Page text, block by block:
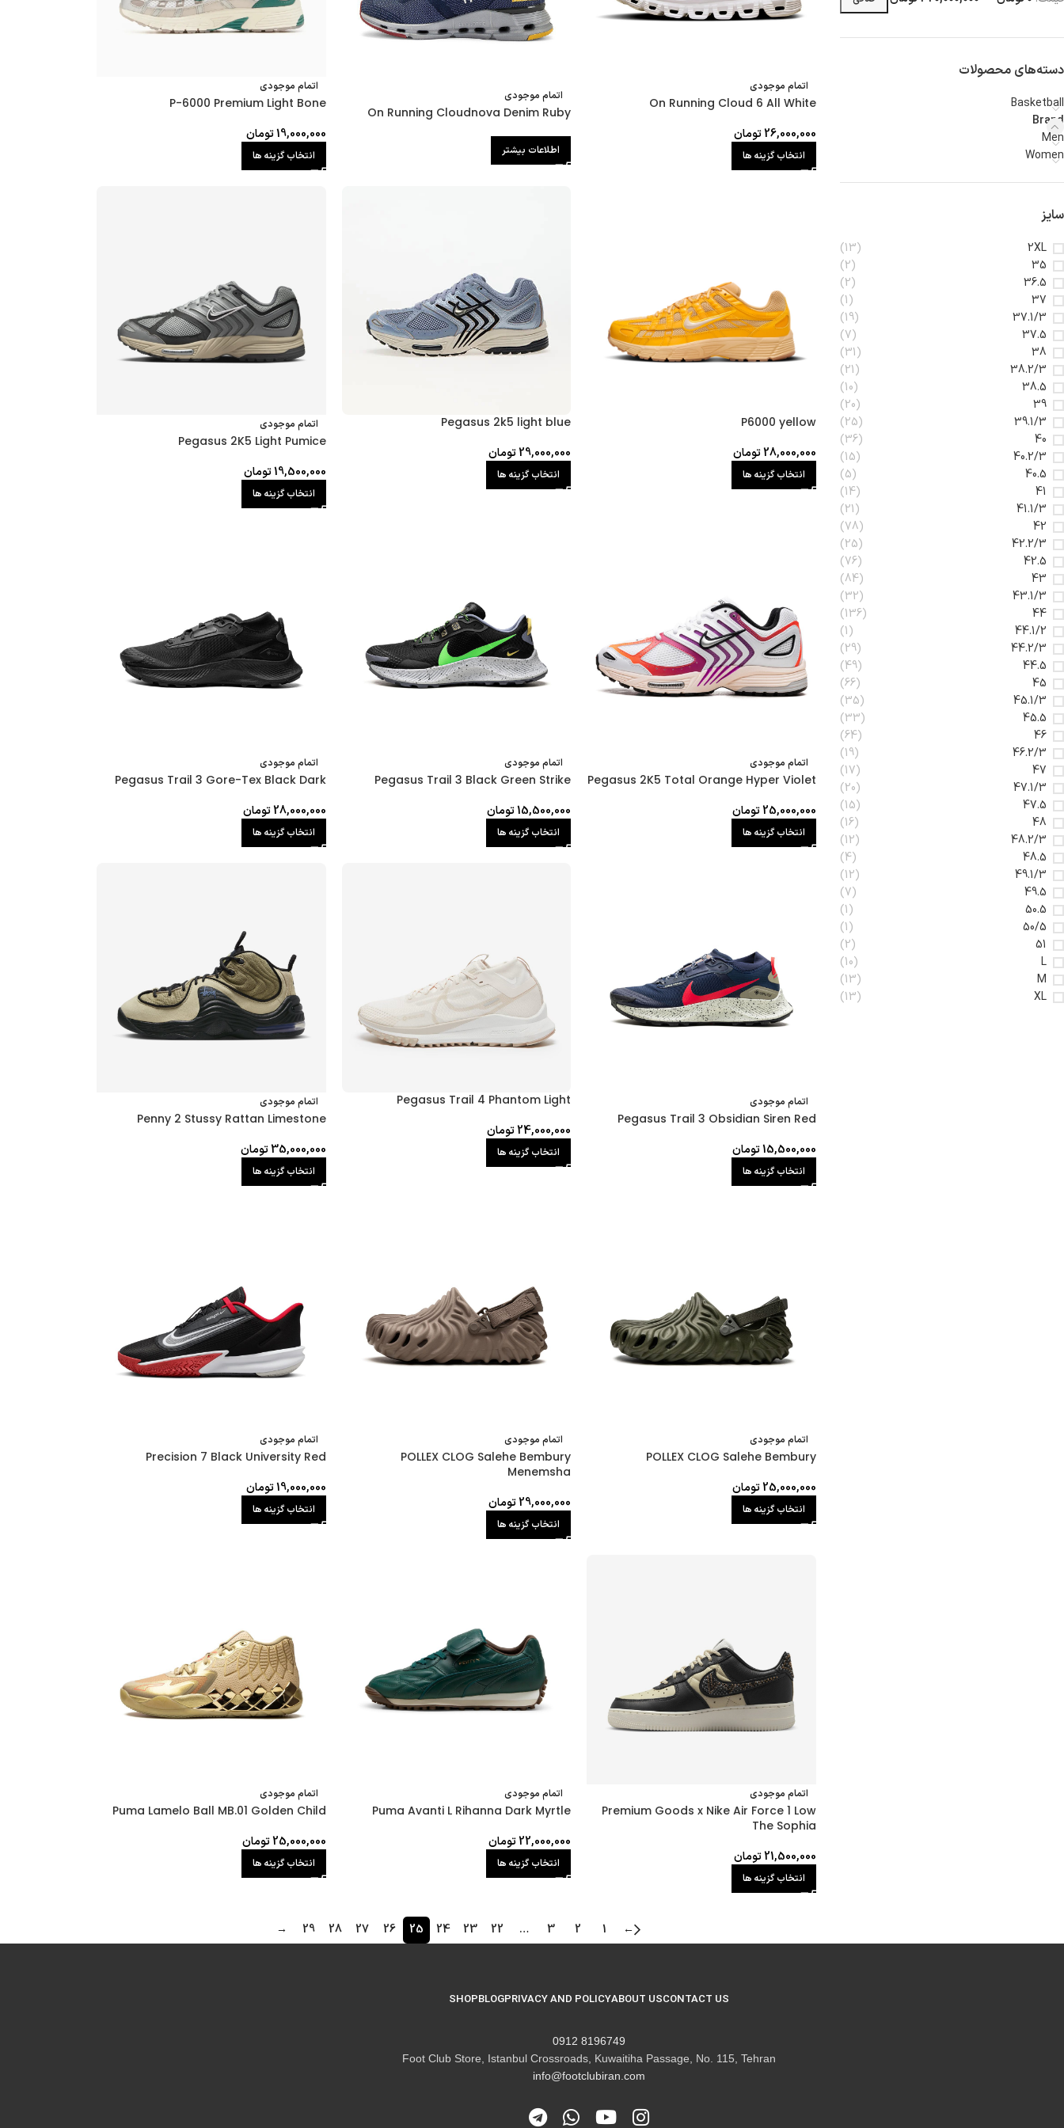
دسته‌های محصولات
Basketball
Brand
Men
Women
سایز
2XL
(13)
35
(2)
36.5
(2)
37
(1)
37.1/3
(19)
37.5
(7)
38
(31)
38.2/3
(21)
38.5
(10)
39
(20)
39.1/3
(25)
40
(36)
40.2/3
(15)
40.5
(5)
41
(14)
41.1/3
(21)
42
(78)
42.2/3
(25)
42.5
(76)
43
(84)
43.1/3
(32)
44
(136)
44.1/2
(1)
44.2/3
(29)
44.5
(49)
45
(66)
45.1/3
(35)
45.5
(33)
46
(64)
46.2/3
(19)
47
(17)
47.1/3
(20)
47.5
(15)
48
(16)
48.2/3
(12)
48.5
(4)
49.1/3
(12)
49.5
(7)
50.5
(1)
50/5
(1)
51
(2)
L
(10)
M
(13)
XL
(13)
اتمام موجودی
On Running Cloud 6 All White
26,000,000تومان
انتخاب گزینه ها
اتمام موجودی
On Running Cloudnova Denim Ruby
اطلاعات بیشتر
اتمام موجودی
P-6000 Premium Light Bone
19,000,000تومان
انتخاب گزینه ها
P6000 yellow
28,000,000تومان
انتخاب گزینه ها
Pegasus 2k5 light blue
29,000,000تومان
انتخاب گزینه ها
اتمام موجودی
Pegasus 2K5 Light Pumice
19,500,000تومان
انتخاب گزینه ها
اتمام موجودی
Pegasus 2K5 Total Orange Hyper Violet
25,000,000تومان
انتخاب گزینه ها
اتمام موجودی
Pegasus Trail 3 Black Green Strike
15,500,000تومان
انتخاب گزینه ها
اتمام موجودی
Pegasus Trail 3 Gore-Tex Black Dark
28,000,000تومان
انتخاب گزینه ها
اتمام موجودی
Pegasus Trail 3 Obsidian Siren Red
15,500,000تومان
انتخاب گزینه ها
Pegasus Trail 4 Phantom Light
24,000,000تومان
انتخاب گزینه ها
اتمام موجودی
Penny 2 Stussy Rattan Limestone
35,000,000تومان
انتخاب گزینه ها
اتمام موجودی
POLLEX CLOG Salehe Bembury
25,000,000تومان
انتخاب گزینه ها
اتمام موجودی
POLLEX CLOG Salehe Bembury
Menemsha
29,000,000تومان
انتخاب گزینه ها
اتمام موجودی
Precision 7 Black University Red
19,000,000تومان
انتخاب گزینه ها
اتمام موجودی
Premium Goods x Nike Air Force 1 Low
The Sophia
21,500,000تومان
انتخاب گزینه ها
اتمام موجودی
Puma Avanti L Rihanna Dark Myrtle
22,000,000تومان
انتخاب گزینه ها
اتمام موجودی
Puma Lamelo Ball MB.01 Golden Child
25,000,000تومان
انتخاب گزینه ها
←
1
2
3
…
22
23
24
25
26
27
28
29
→
CONTACT US
ABOUT US
PRIVACY AND POLICY
BLOG
SHOP
8196749 0912
Foot Club Store, Istanbul Crossroads, Kuwaitiha Passage, No. 115, Tehran
info@footclubiran.com